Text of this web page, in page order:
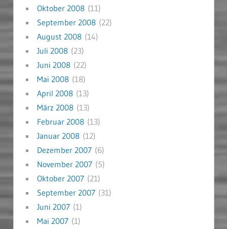
Oktober 2008(11)
September 2008(22)
August 2008(14)
Juli 2008(23)
Juni 2008(22)
Mai 2008(18)
April 2008(13)
März 2008(13)
Februar 2008(13)
Januar 2008(12)
Dezember 2007(6)
November 2007(5)
Oktober 2007(21)
September 2007(31)
Juni 2007(1)
Mai 2007(1)